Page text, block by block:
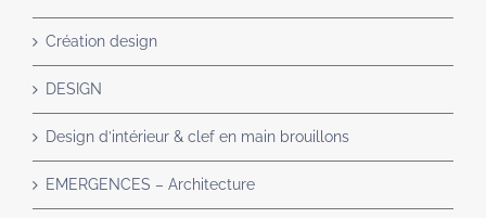
Création design
DESIGN
Design d’intérieur & clef en main brouillons
EMERGENCES – Architecture